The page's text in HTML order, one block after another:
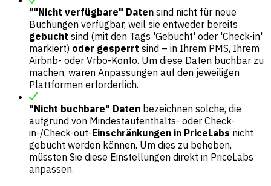
""Nicht verfügbare" Daten sind nicht für neue
Buchungen verfügbar, weil sie entweder bereits
gebucht sind (mit den Tags 'Gebucht' oder 'Check-in'
markiert) oder gesperrt sind – in Ihrem PMS, Ihrem
Airbnb- oder Vrbo-Konto. Um diese Daten buchbar zu
machen, wären Anpassungen auf den jeweiligen
Plattformen erforderlich.
"Nicht buchbare" Daten bezeichnen solche, die
aufgrund von Mindestaufenthalts- oder Check-
in-/Check-out-Einschränkungen in PriceLabs nicht
gebucht werden können. Um dies zu beheben,
müssten Sie diese Einstellungen direkt in PriceLabs
anpassen.